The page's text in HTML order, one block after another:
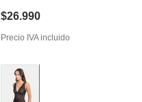
$26.990
Precio IVA incluido